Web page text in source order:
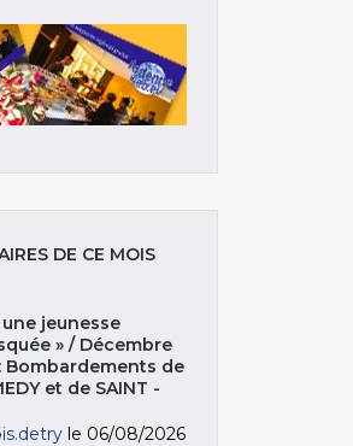
DE CE MOIS
une jeunesse
» / Décembre
Bombardements de
et de SAINT -
le 06/08/2026